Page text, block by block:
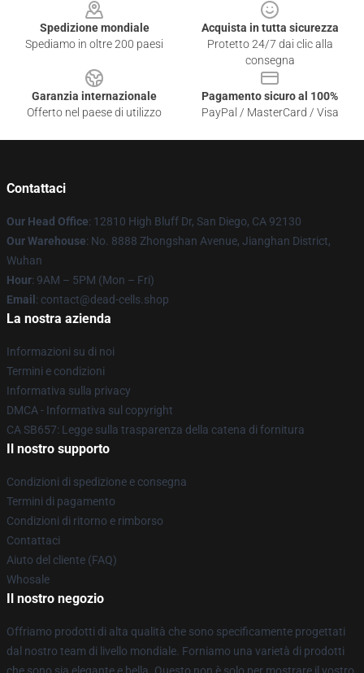
Spedizione mondiale
Spediamo in oltre 200 paesi
Acquista in tutta sicurezza
Protetto 24/7 dai clic alla
consegna
Garanzia internazionale
Offerto nel paese di utilizzo
Pagamento sicuro al 100%
PayPal / MasterCard / Visa
Contattaci
Our Head Office: 12810 High Bluff Dr, San Diego, CA 92130
Our Warehouse: No. 8888 Zhongshan Avenue, Jianghan District,
Wuhan
Hour: 9AM – 5PM (Mon – Fri)
Email : contact@dead-cells.shop
La nostra azienda
Informazioni su di noi
Termini e condizioni
Informativa sulla privacy
DMCA - Informativa sul copyright
CA SB657: Legge sulla trasparenza della catena di fornitura
Il nostro supporto
Condizioni di spedizione e consegna
Termini di pagamento
Condizioni di ritorno e rimborso
Contattaci
Aiuto del cliente (FAQ)
Whosale
Il nostro negozio
Offriamo prodotti di alta qualità che sono specificamente progettati
dal nostro team di livello mondiale. Forniamo una varietà di prodotti